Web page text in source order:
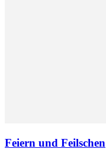
Feiern und Feilschen